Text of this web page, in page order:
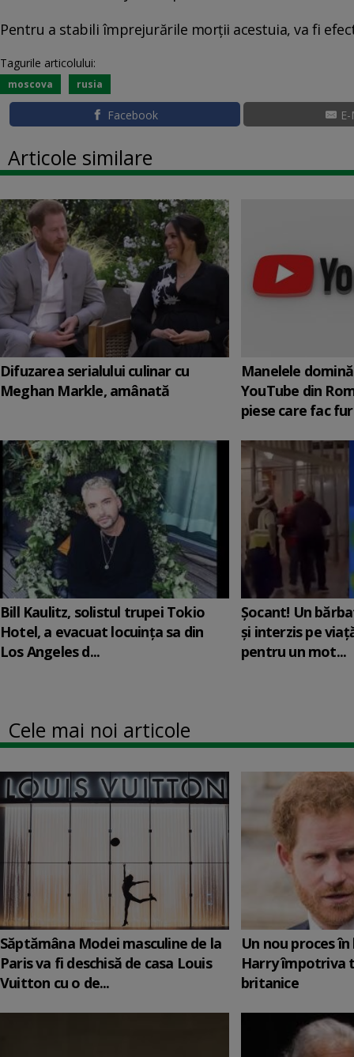
Pentru a stabili împrejurările morții acestuia, va fi
Tagurile articolului:
moscova rusia
Facebook
Articole similare
Difuzarea serialului culinar cu
Meghan Markle, amânată
Manelele
YouTube din
piese care fac
Bill Kaulitz, solistul trupei Tokio
Hotel, a evacuat locuinţa sa din
Los Angeles d...
Șocant! Un
și interzis pe
pentru un mot...
Cele mai noi articole
Săptămâna Modei masculine de la
Paris va fi deschisă de casa Louis
Vuitton cu o de...
Un nou proces
Harry împotriva
britanice